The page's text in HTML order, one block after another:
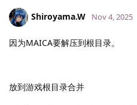
Shiroyama.​W Nov 4, 2025
因为MAICA要解压到根目录。
放到游戏根目录合并